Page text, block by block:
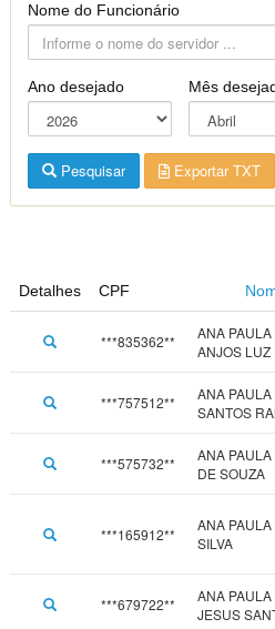
Nome do Funcionário
Ano desejado Mês
Pesquisar Exportar TXT
Detalhes CPF
***835362**
ANA PAULA
ANJOS LUZ
***757512**
ANA PAULA
SANTOS
***575732**
ANA
DE SOUZA
***165912**
ANA
SILVA
***679722**
ANA
JESUS